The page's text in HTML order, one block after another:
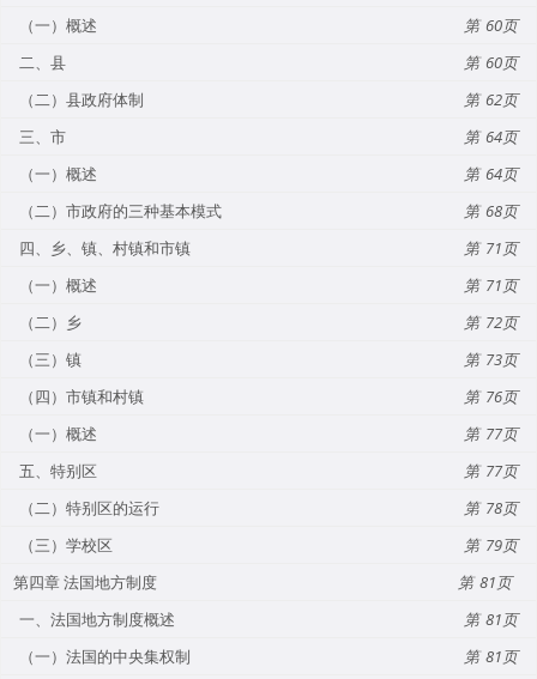
（一）概述
60
二、县
60
（二）县政府体制
62
三、市
64
（一）概述
64
（二）市政府的三种基本模式
68
四、乡、镇、村镇和市镇
71
（一）概述
71
（二）乡
72
（三）镇
73
（四）市镇和村镇
76
（一）概述
77
五、特别区
77
（二）特别区的运行
78
（三）学校区
79
第四章 法国地方制度
81
一、法国地方制度概述
81
（一）法国的中央集权制
81